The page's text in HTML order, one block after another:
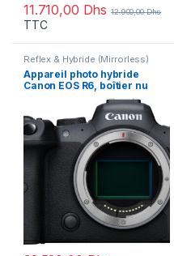
11.710,00 Dhs 12.900,00Dhs
TTC
Reflex & Hybride (Mirrorless)
Appareil photo hybride
Canon EOS R6, boîtier nu